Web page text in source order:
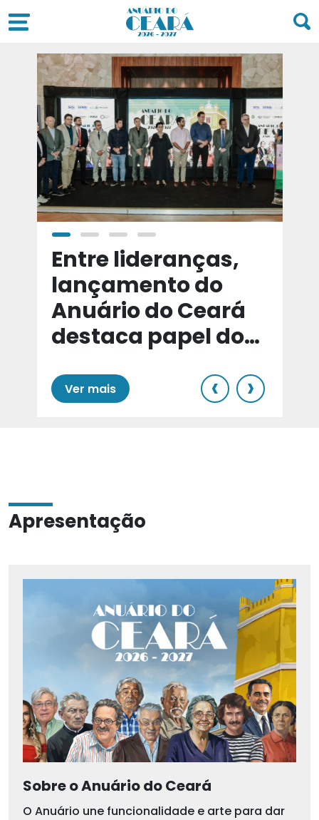
Entre lideranças,
lançamento do
Anuário do Ceará
destaca papel do
Ver mais ‹ ›
Apresentação
Sobre o Anuário do Ceará
O Anuário une funcionalidade e arte para dar